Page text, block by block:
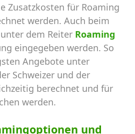
Zusatzkosten für Roaming
werden. Auch beim
dem Reiter Roaming
eingegeben werden. So
Angebote unter
Schweizer und der
berechnet und für
werden.
und